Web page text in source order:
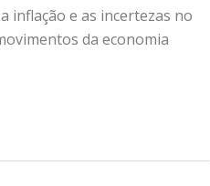
inflação e as incertezas no
da economia